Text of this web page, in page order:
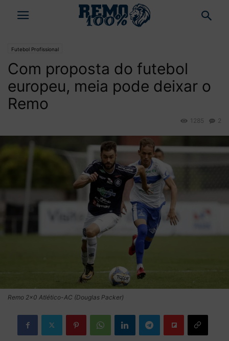
Futebol Profissional
Com proposta do futebol
europeu, meia pode deixar o
Remo
2
1285
Remo 2x0 Atlético-AC (Douglas Packer)